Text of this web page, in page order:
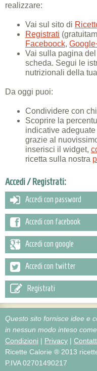
realizzare:
Vai sul sito di
Registrati
Faceboock,
Vai sulla pagina
scheda. Segui le
nutrizionali della
Da oggi puoi:
Condividere con
Scoprire la
indicative
grazie al
inserisci il widget,
ricetta sulla nostra
Accedi / Registrati:
Accedi con password
Accedi con facebook
Accedi con google
Accedi con twitter
Registrati
Questo sito fornisce idee e
in nessun modo inteso
Condizioni | Privacy |
Ricette Calorie ® 2013
P.IVA 02701490217